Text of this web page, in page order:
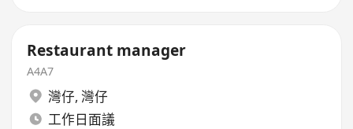
Restaurant manager
A4A7
灣仔, 灣仔
工作日面議